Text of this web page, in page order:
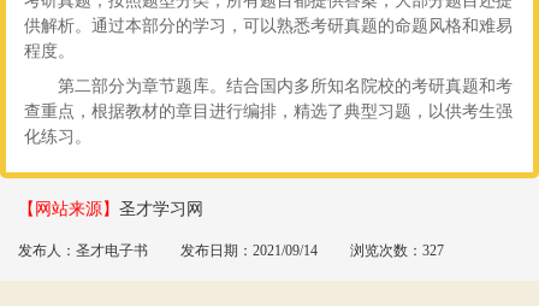
供解析。通过本部分的学习，可以熟悉考研真题的命题风格和难易
程度。
第二部分为章节题库。结合国内多所知名院校的考研真题和考
查重点，根据教材的章目进行编排，精选了典型习题，以供考生强
化练习。
【网站来源】 圣才学习网
发布人：圣才电子书 发布日期：2021/09/14 浏览次数：327